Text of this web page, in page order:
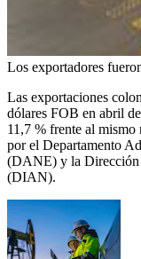
Los exportadores
Las exportaciones
dólares FOB en abril
11,7 % frente al mismo
por el Departamento
(DANE) y la Dirección
(DIAN).